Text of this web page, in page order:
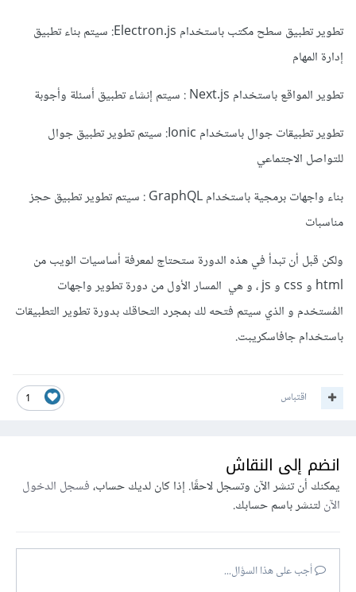
تطوير تطبيق سطح مكتب باستخدام Electron.js: سيتم بناء تطبيق
إدارة المهام
تطوير المواقع باستخدام Next.js : سيتم إنشاء تطبيق أسئلة وأجوبة
تطوير تطبيقات جوال باستخدام Ionic: سيتم تطوير تطبيق جوال
للتواصل الاجتماعي
بناء واجهات برمجية باستخدام GraphQL : سيتم تطوير تطبيق حجز
مناسبات
ولكن قبل أن تبدأ في هذه الدورة ستحتاج لمعرفة أساسيات الويب من
html و css و js ، و هي المسار الأول من دورة تطوير واجهات
المُستخدم و الذي سيتم فتحه لك بمجرد التحاقك بدورة تطوير التطبيقات
باستخدام جافاسكريبت.
1 اقتباس
انضم إلى النقاش
يمكنك أن تنشر الآن وتسجل لاحقًا. إذا كان لديك حساب،فسجل الدخول
الآنلتنشر باسم حسابك.
أجب على هذا السؤال...